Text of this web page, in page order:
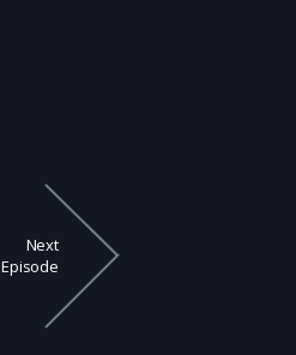
Next
Episode